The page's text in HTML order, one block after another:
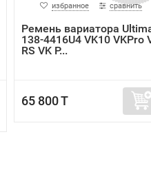
избранное сравнить
Ремень вариатора
138-4416U4 VK10 VKPro
RS VK P...
65 800 T